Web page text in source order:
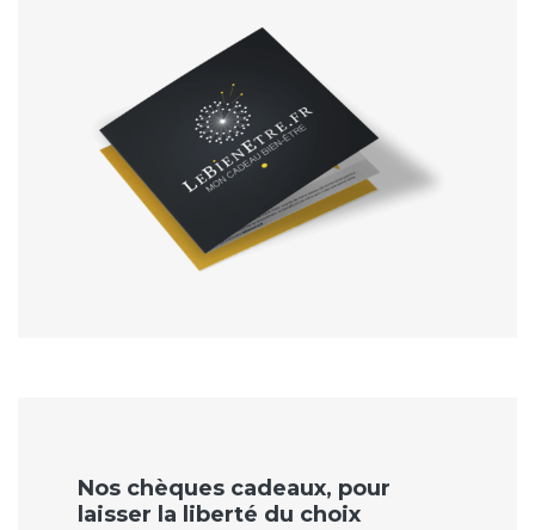
Nos chèques cadeaux, pour
laisser la liberté du choix